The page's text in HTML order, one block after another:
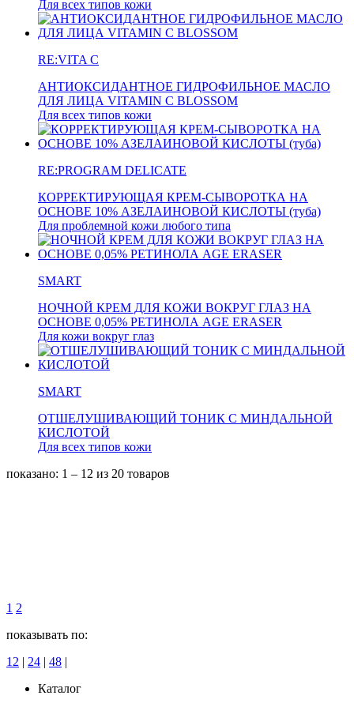
Для всех типов кожи
RE:VITA C
АНТИОКСИДАНТНОЕ ГИДРОФИЛЬНОЕ МАСЛО
ДЛЯ ЛИЦА VITAMIN C BLOSSOM
Для всех типов кожи
RE:PROGRAM DELICATE
КОРРЕКТИРУЮЩАЯ КРЕМ-СЫВОРОТКА НА
ОСНОВЕ 10% АЗЕЛАИНОВОЙ КИСЛОТЫ (туба)
Для проблемной кожи любого типа
SMART
НОЧНОЙ КРЕМ ДЛЯ КОЖИ ВОКРУГ ГЛАЗ НА
ОСНОВЕ 0,05% РЕТИНОЛА AGE ERASER
Для кожи вокруг глаз
SMART
ОТШЕЛУШИВАЮЩИЙ ТОНИК С МИНДАЛЬНОЙ
КИСЛОТОЙ
Для всех типов кожи
показано: 1 – 12 из 20 товаров
1 2
показывать по:
12 | 24 | 48 |
Каталог